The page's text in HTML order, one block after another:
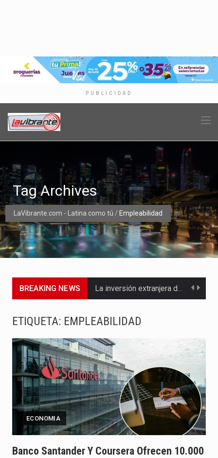
PUBLICIDAD
LaVibrante.com - Latina como tú / Empleabilidad
Tag Archives
BREAKING NEWS La inversión extranjera directa en Colombia comenzó a dar señales…
Si eres un trader que prefiere lidiar con condiciones de…
Jhon Arias continúa consolidándose como una de las grandes figuras…
ETIQUETA: EMPLEABILIDAD
ECONOMIA
Banco Santander Y Coursera Ofrecen 10.000